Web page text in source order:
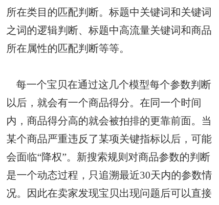
所在类目的匹配判断。标题中关键词和关键词
之词的逻辑判断、标题中高流量关键词和商品
所在属性的匹配判断等等。
每一个宝贝在通过这几个模型每个参数判断
以后，就会有一个商品得分。在同一个时间
内，商品得分高的就会被拍排的更靠前面。当
某个商品严重违反了某项关键指标以后，可能
会面临“降权”。新搜索规则对商品参数的判断
是一个动态过程，只追溯最近30天内的参数情
况。因此在卖家发现宝贝出现问题后可以直接